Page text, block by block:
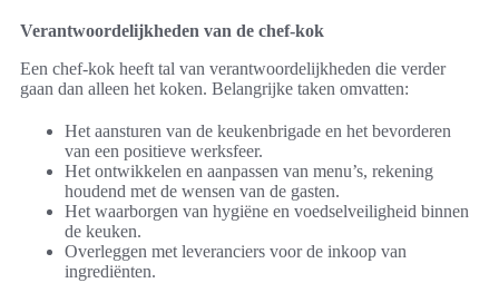
Verantwoordelijkheden van de chef-kok
Een chef-kok heeft tal van verantwoordelijkheden die verder
gaan dan alleen het koken. Belangrijke taken omvatten:
Het aansturen van de keukenbrigade en het bevorderen
van een positieve werksfeer.
Het ontwikkelen en aanpassen van menu’s, rekening
houdend met de wensen van de gasten.
Het waarborgen van hygiëne en voedselveiligheid binnen
de keuken.
Overleggen met leveranciers voor de inkoop van
ingrediënten.